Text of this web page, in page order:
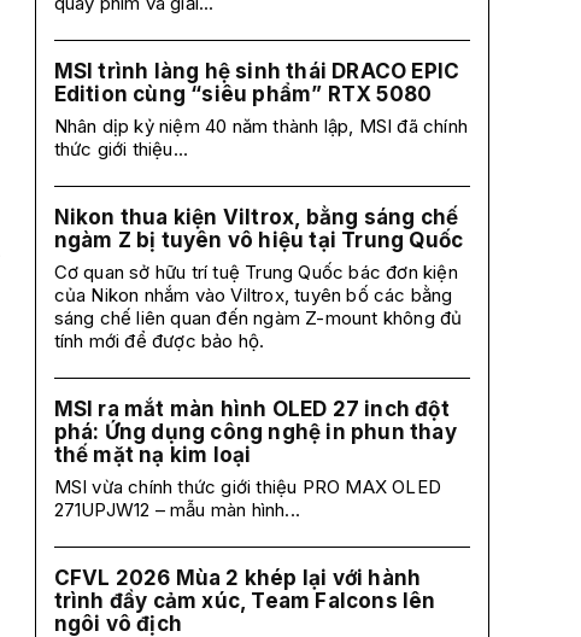
MSI trình làng hệ sinh thái DRACO EPIC
Edition cùng “siêu phẩm” RTX 5080
Nhân dịp kỷ niệm 40 năm thành lập, MSI đã chính
thức giới thiệu...
Nikon thua kiện Viltrox, bằng sáng chế
ngàm Z bị tuyên vô hiệu tại Trung Quốc
Cơ quan sở hữu trí tuệ Trung Quốc bác đơn kiện
của Nikon nhắm vào Viltrox, tuyên bố các bằng
sáng chế liên quan đến ngàm Z-mount không đủ
tính mới để được bảo hộ.
MSI ra mắt màn hình OLED 27 inch đột
phá: Ứng dụng công nghệ in phun thay
thế mặt nạ kim loại
MSI vừa chính thức giới thiệu PRO MAX OLED
271UPJW12 – mẫu màn hình...
CFVL 2026 Mùa 2 khép lại với hành
trình đầy cảm xúc, Team Falcons lên
ngôi vô địch